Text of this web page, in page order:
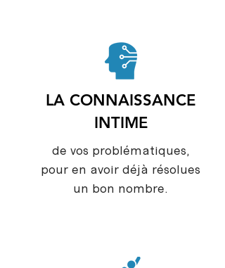
LA CONNAISSANCE
INTIME
de vos problématiques,
pour en avoir déjà résolues
un bon nombre.